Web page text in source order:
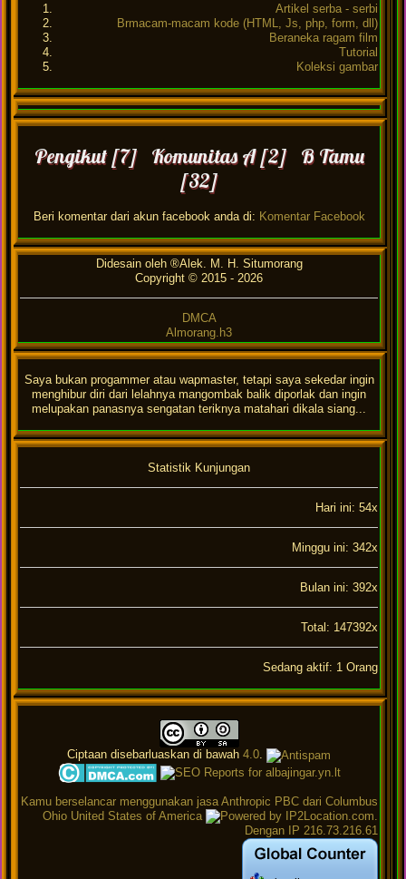
Artikel serba - serbi
Brmacam-macam kode (HTML, Js, php, form, dll)
Beraneka ragam film
Tutorial
Koleksi gambar
Pengikut [7] Komunitas A [2] B Tamu
[32]
Beri komentar dari akun facebook anda di: Komentar Facebook
Didesain oleh ®Alek. M. H. Situmorang
Copyright © 2015 - 2026
DMCA
Almorang.h3
Saya bukan progammer atau wapmaster, tetapi saya sekedar ingin
menghibur diri dari lelahnya mangombak balik diporlak dan ingin
melupakan panasnya sengatan teriknya matahari dikala siang...
Statistik Kunjungan
Hari ini: 54x
Minggu ini: 342x
Bulan ini: 392x
Total: 147392x
Sedang aktif: 1 Orang
Ciptaan disebarluaskan di bawah 4.0.
Kamu berselancar menggunakan jasa Anthropic PBC dari Columbus
Ohio United States of America
Dengan IP 216.73.216.61